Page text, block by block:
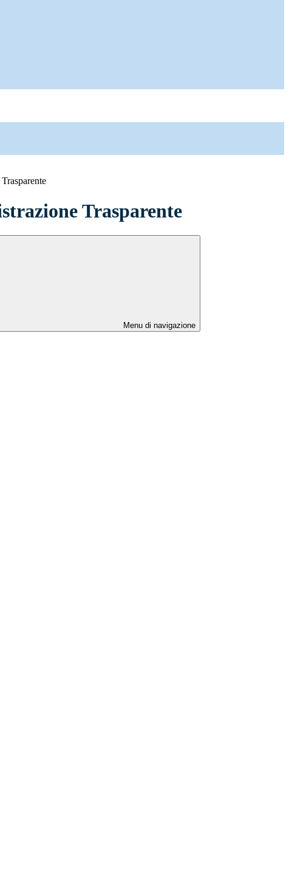
Trasparente
Menu di navigazione